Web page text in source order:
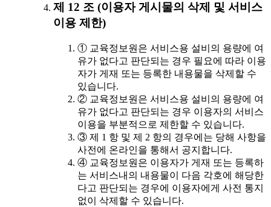
제 12 조 (이용자 게시물의 삭제 및 서비스
이용 제한)
① 교육정보원은 서비스용 설비의 용량에 여
유가 없다고 판단되는 경우 필요에 따라 이용
자가 게재 또는 등록한 내용물을 삭제할 수
있습니다.
② 교육정보원은 서비스용 설비의 용량에 여
유가 없다고 판단되는 경우 이용자의 서비스
이용을 부분적으로 제한할 수 있습니다.
③ 제 1 항 및 제 2 항의 경우에는 당해 사항을
사전에 온라인을 통해서 공지합니다.
④ 교육정보원은 이용자가 게재 또는 등록하
는 서비스내의 내용물이 다음 각호에 해당한
다고 판단되는 경우에 이용자에게 사전 통지
없이 삭제할 수 있습니다.